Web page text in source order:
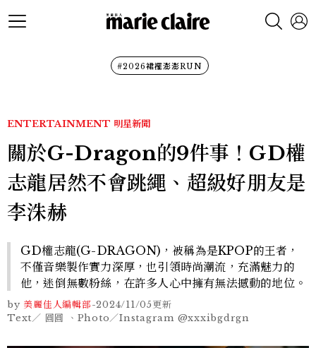
#2026裙襬澎澎RUN
ENTERTAINMENT 明星新聞
關於G-Dragon的9件事！GD權
志龍居然不會跳繩、超級好朋友是
李洙赫
GD權志龍(G-DRAGON)，被稱為是KPOP的王者，
不僅音樂製作實力深厚，也引領時尚潮流，充滿魅力的
他，迷倒無數粉絲，在許多人心中擁有無法撼動的地位。
by 美麗佳人編輯部-2024/11/05更新
Text／ 圓圓 、Photo／Instagram @xxxibgdrgn